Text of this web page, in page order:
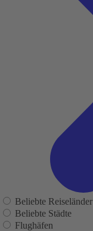
Beliebte Reiseländer
Beliebte Städte
Flughäfen